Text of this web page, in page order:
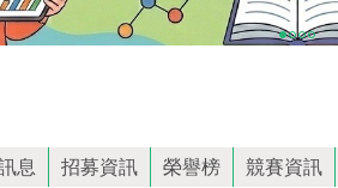
息 招募資訊 榮譽榜 競賽資訊